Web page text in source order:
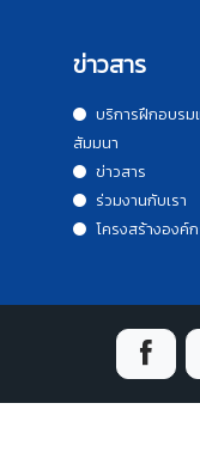
ข่าวสาร
บริการฝึกอบรม
สัมมนา
ข่าวสาร
ร่วมงานกับเรา
โครงสร้างองค์